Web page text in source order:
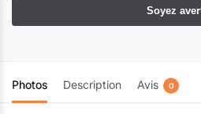
USB-A / RJ45 /
Photos Description Avis 0